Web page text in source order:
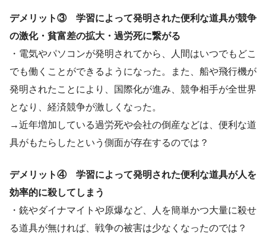
デメリット③ 学習によって発明された便利な道具が競争
の激化・貧富差の拡大・過労死に繋がる
・電気やパソコンが発明されてから、人間はいつでもどこ
でも働くことができるようになった。また、船や飛行機が
発明されたことにより、国際化が進み、競争相手が全世界
となり、経済競争が激しくなった。
→近年増加している過労死や会社の倒産などは、便利な道
具がもたらしたという側面が存在するのでは？
デメリット④
学習によって発明された便利な道具が人を
効率的に殺してしまう
・銃やダイナマイトや原爆など、人を簡単かつ大量に殺せ
る道具が無ければ、戦争の被害は少なくなったのでは？